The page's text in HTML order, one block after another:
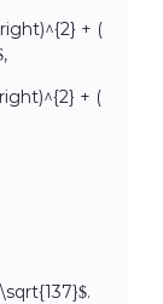
+ (
+ (